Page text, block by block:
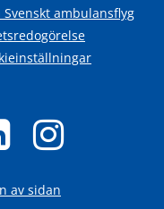
Svenskt ambulansflyg
av sidan